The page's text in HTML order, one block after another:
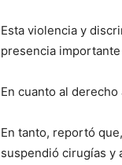
Esta violencia y
presencia
En cuanto al
En tanto, reportó
suspendió cirugías y